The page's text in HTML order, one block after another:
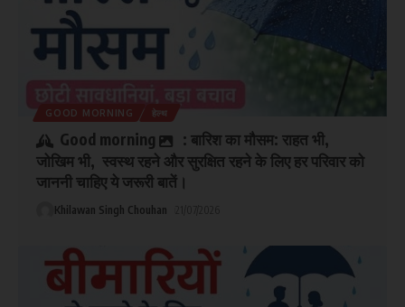
GOOD MORNING हेल्थ
Good morning
: बारिश का मौसम: राहत भी,
जोखिम भी, स्वस्थ रहने और सुरक्षित रहने के लिए हर परिवार को
जाननी चाहिए ये जरूरी बातें।
Khilawan Singh Chouhan